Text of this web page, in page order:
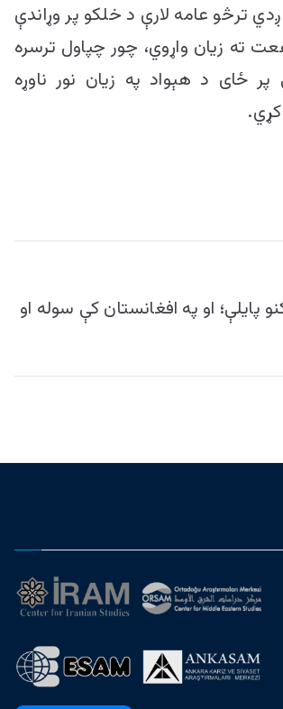
ترڅو عامه لارې د خلکو پر وړاندې
ته زیان واړوي، چور چپاول ترسره
ځای د هېواد په زیان نور ناوړه
پایلې؛ او په افغانستان کې سوله او